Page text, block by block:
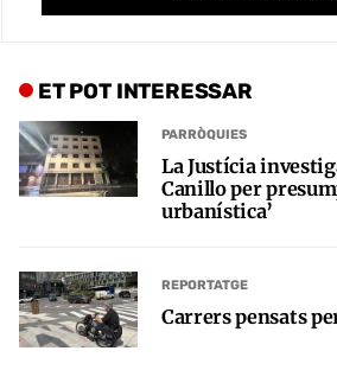
ET POT INTERESSAR
PARRÒQUIES
La Justícia
Canillo per
urbanística’
REPORTATGE
Carrers pensats